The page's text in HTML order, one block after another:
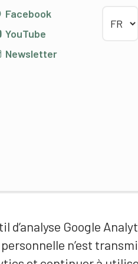
Google
n’est
Facebook
YouTube
Newsletter
école fédérale de sport
Macolin HEFSM